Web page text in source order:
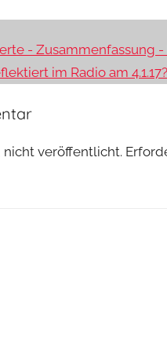
- Zusammenfassung
im Radio am
nicht veröffentlicht.